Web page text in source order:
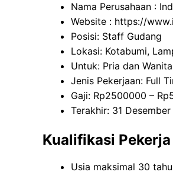
Nama Perusahaan :
Website : https://
Posisi: Staff Gudang
Lokasi: Kotabumi,
Untuk: Pria dan Wanita
Jenis Pekerjaan: Full
Gaji: Rp2500000 – Rp
Terakhir: 31
Kualifikasi Pekerja
Usia maksimal 30